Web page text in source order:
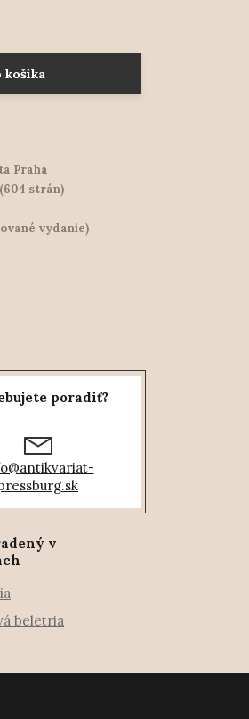
košíka
Praha
strán)
vydanie)
poradiť?
v
beletria